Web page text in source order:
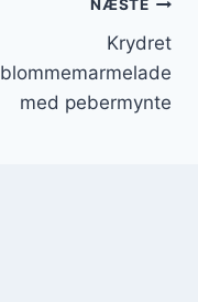
NÆSTE
Krydret
blommemarmelade
med pebermynte